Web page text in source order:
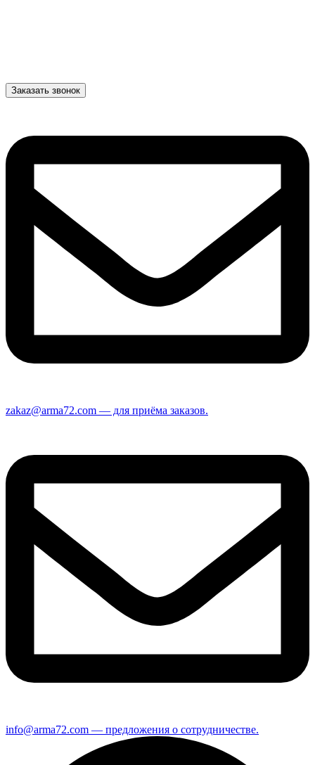
Заказать звонок
zakaz@arma72.com — для приёма заказов.
info@arma72.com — предложения о сотрудничестве.